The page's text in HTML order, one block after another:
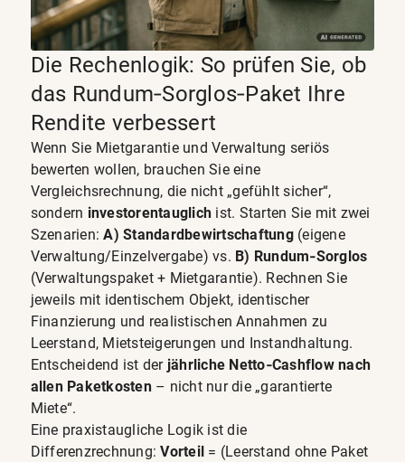
Die Rechenlogik: So prüfen Sie, ob
das Rundum‑Sorglos‑Paket Ihre
Rendite verbessert
Wenn Sie Mietgarantie und Verwaltung seriös
bewerten wollen, brauchen Sie eine
Vergleichsrechnung, die nicht „gefühlt sicher“,
sondern investorentauglich ist. Starten Sie mit zwei
Szenarien:A) Standardbewirtschaftung(eigene
Verwaltung/Einzelvergabe) vs. B) Rundum‑Sorglos
(Verwaltungspaket + Mietgarantie). Rechnen Sie
jeweils mit identischem Objekt, identischer
Finanzierung und realistischen Annahmen zu
Leerstand, Mietsteigerungen und Instandhaltung.
Entscheidend ist der jährliche Netto‑Cashflow nach
allen Paketkosten– nicht nur die „garantierte
Miete“.
Eine praxistaugliche Logik ist die
Differenzrechnung:Vorteil = (Leerstand ohne Paket